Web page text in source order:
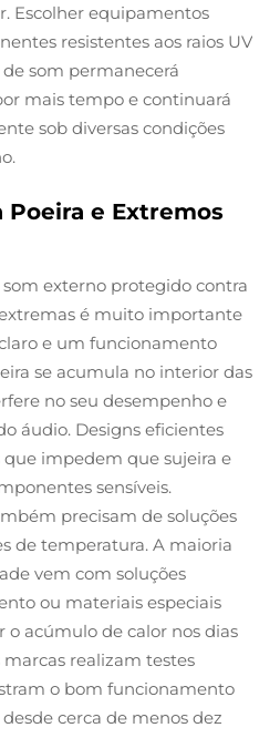
Escolher equipamentos
resistentes aos raios UV
som permanecerá
mais tempo e continuará
sob diversas condições
Poeira e Extremos
externo protegido contra
é muito importante
e um funcionamento
se acumula no interior das
no seu desempenho e
áudio. Designs eficientes
impedem que sujeira e
sensíveis.
precisam de soluções
de temperatura. A maioria
vem com soluções
ou materiais especiais
acúmulo de calor nos dias
realizam testes
o bom funcionamento
cerca de menos dez